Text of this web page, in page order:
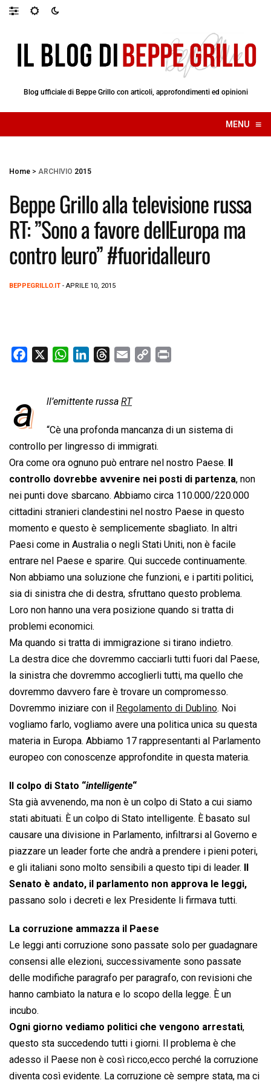
Blog ufficiale di Beppe Grillo con articoli, approfondimenti ed opinioni
MENU ≡
☰
Home > ARCHIVIO 2015
Beppe Grillo alla televisione russa
RT: ”Sono a favore dellEuropa ma
contro leuro” #fuoridalleuro
BEPPEGRILLO.IT - APRILE 10, 2015
e
b
o
k
W
t
A
p
p
k
d
I
n
e
d
s
i
i
n
k
a ll’emittente russa RT
“Cè una profonda mancanza di un sistema di
controllo per lingresso di immigrati.
Ora come ora ognuno può entrare nel nostro Paese.
controllo dovrebbe avvenire nei posti di partenza, non
nei punti dove sbarcano. Abbiamo circa 110.000/220.000
cittadini stranieri clandestini nel nostro Paese in questo
momento e questo è semplicemente sbagliato. In altri
Paesi come in Australia o negli Stati Uniti, non è facile
entrare nel Paese e sparire. Qui succede continuamente.
Non abbiamo una soluzione che funzioni, e i partiti politici,
sia di sinistra che di destra, sfruttano questo problema.
Loro non hanno una vera posizione quando si tratta di
problemi economici.
Ma quando si tratta di immigrazione si tirano indietro.
La destra dice che dovremmo cacciarli tutti fuori dal Paese,
la sinistra che dovremmo accoglierli tutti, ma quello che
dovremmo davvero fare è trovare un compromesso.
Dovremmo iniziare con il Regolamento di Dublino. Noi
vogliamo farlo, vogliamo avere una politica unica su questa
materia in Europa. Abbiamo 17 rappresentanti al Parlamento
europeo con conoscenze approfondite in questa materia.
Il colpo di Stato “intelligente“
Sta già avvenendo, ma non è un colpo di Stato a cui siamo
stati abituati. È un colpo di Stato intelligente. È basato sul
causare una divisione in Parlamento, infiltrarsi al Governo e
piazzare un leader forte che andrà a prendere i pieni poteri,
e gli italiani sono molto sensibili a questo tipi di leader.
Senato è andato, il parlamento non approva le leggi,
passano solo i decreti e lex Presidente li firmava tutti.
La corruzione ammazza il Paese
Le leggi anti corruzione sono passate solo per guadagnare
consensi alle elezioni, successivamente sono passate
delle modifiche paragrafo per paragrafo, con revisioni che
hanno cambiato la natura e lo scopo della legge. È un
incubo.
Ogni giorno vediamo politici che vengono arrestati,
questo sta succedendo tutti i giorni. Il problema è che
adesso il Paese non è così ricco,ecco perché la corruzione
diventa così evidente. La corruzione cè sempre stata, ma ci